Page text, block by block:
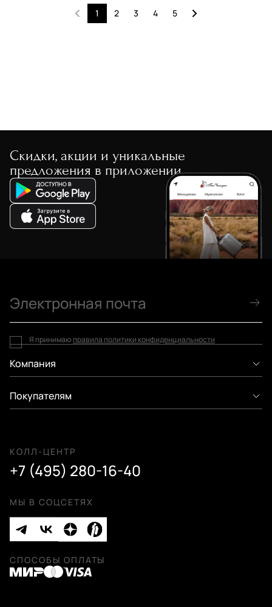
1 2 3 4 5
Скидки, акции и уникальные
предложения в приложении
Компания
Покупателям
КОЛЛ-ЦЕНТР
+7 (495) 280-16-40
МЫ В СОЦСЕТЯХ
Я принимаю правила политики конфиденциальности
СПОСОБЫ ОПЛАТЫ